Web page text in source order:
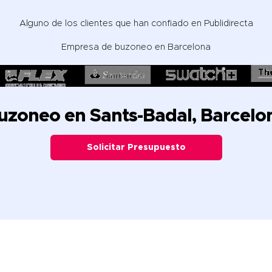
Alguno de los clientes que han confiado en Publidirecta
Empresa de buzoneo en Barcelona
en Sants-Badal,
Solicitar Presupuesto